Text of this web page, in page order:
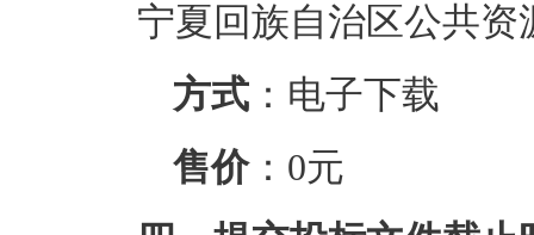
宁夏回族自治区公共资
方式 ：电子下载
售价：0元